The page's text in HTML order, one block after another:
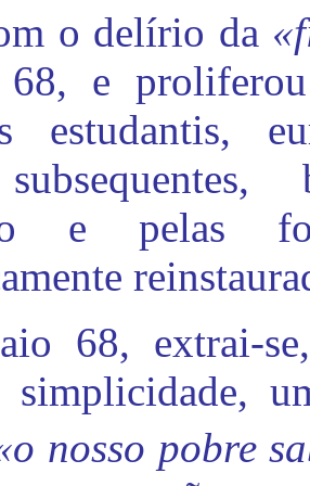
o delírio da
e proliferou
estudantis,
e pelas
68, extrai-
simplicidade,
nosso pobre